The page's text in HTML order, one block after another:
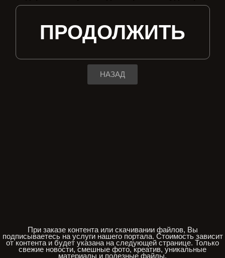
ПРОДОЛЖИТЬ
НАЗАД
При заказе контента или скачивании файлов, Вы
подписываетесь на услуги нашего портала. Стоимость зависит
от контента и будет указана на следующей странице. Только
свежие новости, смешные фото, креатив, уникальные
материалы и полезные файлы.